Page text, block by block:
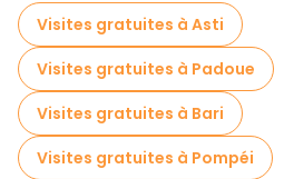
Visites gratuites à Asti
Visites gratuites à Padoue
Visites gratuites à Bari
Visites gratuites à Pompéi